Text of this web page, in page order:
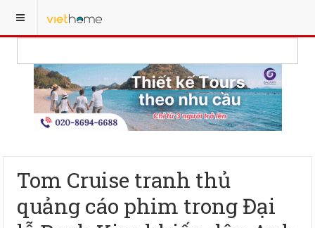
Tom Cruise tranh thủ
quảng cáo phim trong Đại